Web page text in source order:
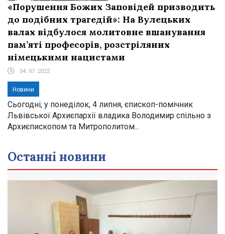
«Порушення Божих Заповідей призводить
до подібних трагедій»: На Вулецьких
валах відбулося молитовне вшанування
пам’яті професорів, розстріляних
німецькими нацистами
04. 07. 2022
Новини
Сьогодні, у понеділок, 4 липня, єпископ-помічник
Львівської Архиєпархії владика Володимир спільно з
Архиєпископом та Митрополитом...
Останні новини